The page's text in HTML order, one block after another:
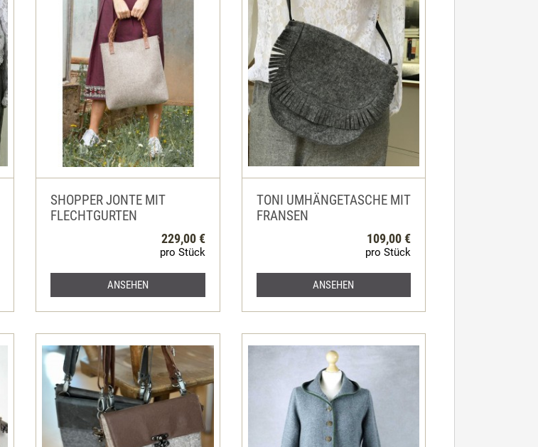
SHOPPER JONTE MIT
FLECHTGURTEN
229,00 €
pro Stück
ANSEHEN
TONI UMHÄNGETASCHE MIT
FRANSEN
109,00 €
pro Stück
ANSEHEN